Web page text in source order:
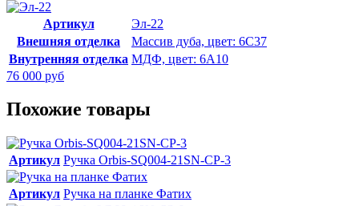
Артикул
Эл-22
Внешняя отделка
Массив дуба, цвет: 6С37
Внутренняя отделка МДФ, цвет: 6А10
76 000 руб
Похожие товары
Артикул Ручка Orbis-SQ004-21SN-CP-3
Артикул Ручка на планке Фатих